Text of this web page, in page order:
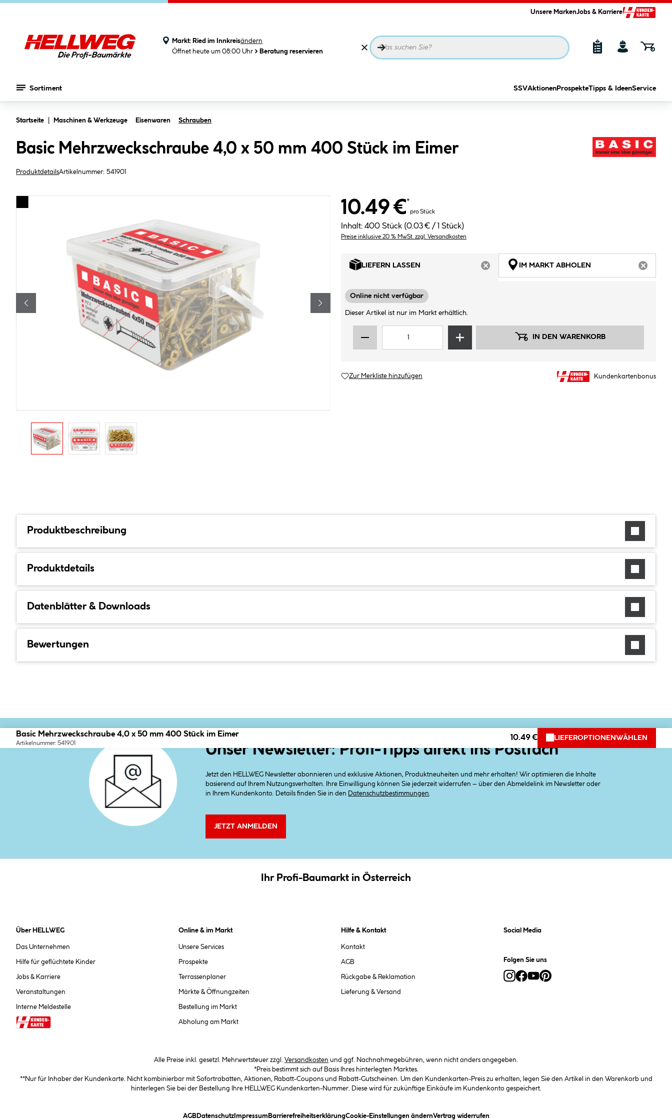
Unsere MarkenJobs & Karriere
Markt: Ried im Innkreisändern
Öffnet heute um 08:00 Uhr
Beratung reservieren
Sortiment SSVAktionen ProspekteTipps & IdeenService
Startseite Maschinen & Werkzeuge Eisenwaren Schrauben
Basic Mehrzweckschraube 4,0 x 50 mm 400 Stück im Eimer
ProduktdetailsArtikelnummer: 541901
10.49 €*
pro Stück
Inhalt: 400 Stück (0.03 € / 1 Stück)
Preise inklusive 20 % MwSt. zzgl. Versandkosten
LIEFERN LASSEN
ARTIKEL NICHT VERFÜGBAR
IM MARKT ABHOLEN
Online nicht verfügbar
Dieser Artikel ist nur im Markt erhältlich.
IN DEN WARENKORB
Zur Merkliste hinzufügen Kundenkartenbonus
Produktbeschreibung
Produktdetails
Datenblätter & Downloads
Bewertungen
Basic Mehrzweckschraube 4,0 x 50 mm 400 Stück im Eimer
Artikelnummer: 541901
10.49 € LIEFEROPTIONEN WÄHLEN
Unser Newsletter: Profi-Tipps direkt ins Postfach
Jetzt den HELLWEG Newsletter abonnieren und exklusive Aktionen, Produktneuheiten und mehr erhalten! Wir optimieren die Inhalte
basierend auf Ihrem Nutzungsverhalten. Ihre Einwilligung können Sie jederzeit widerrufen – über den Abmeldelink im Newsletter oder
in Ihrem Kundenkonto. Details finden Sie in den
Datenschutzbestimmungen
JETZT ANMELDEN
Ihr Profi-Baumarkt in Österreich
Über HELLWEG
Das Unternehmen
Hilfe für geflüchtete Kinder
Jobs & Karriere
Veranstaltungen
Interne Meldestelle
Online & im Markt
Unsere Services
Prospekte
Terrassenplaner
Märkte & Öffnungzeiten
Bestellung im Markt
Abholung am Markt
Hilfe & Kontakt
Kontakt
AGB
Rückgabe & Reklamation
Lieferung & Versand
Social Media
Folgen Sie uns
Alle Preise inkl. gesetzl. Mehrwertsteuer zzgl. Versandkosten und ggf. Nachnahmegebühren, wenn nicht anders angegeben.
*Preis bestimmt sich auf Basis Ihres hinterlegten Marktes.
**Nur für Inhaber der Kundenkarte. Nicht kombinierbar mit Sofortrabatten, Aktionen, Rabatt-Coupons und Rabatt-Gutscheinen. Um den Kundenkarten-Preis zu erhalten, legen Sie den Artikel in den Warenkorb und
hinterlegen Sie bei der Bestellung Ihre HELLWEG Kundenkarten-Nummer. Diese wird für zukünftige Einkäufe im Kundenkonto gespeichert.
AGB(öffnet ein Dialogfeld)
Datenschutz(öffnet ein Dialogfeld)
Impressum(öffnet ein Dialogfeld)
Barrierefreiheitserklärung(öffnet ein Dialogfeld)
Cookie-Einstellungen ändern(öffnet ein Dialogfeld)
Vertrag widerrufen